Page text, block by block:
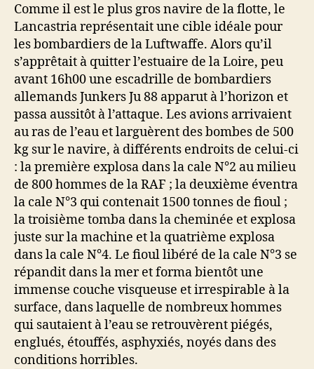
Comme il est le plus gros navire de la flotte, le
Lancastria représentait une cible idéale pour
les bombardiers de la Luftwaffe. Alors qu’il
s’apprêtait à quitter l’estuaire de la Loire, peu
avant 16h00 une escadrille de bombardiers
allemands Junkers Ju 88 apparut à l’horizon et
passa aussitôt à l’attaque. Les avions arrivaient
au ras de l’eau et larguèrent des bombes de 500
kg sur le navire, à différents endroits de celui-ci
: la première explosa dans la cale N°2 au milieu
de 800 hommes de la RAF ; la deuxième éventra
la cale N°3 qui contenait 1500 tonnes de fioul ;
la troisième tomba dans la cheminée et explosa
juste sur la machine et la quatrième explosa
dans la cale N°4. Le fioul libéré de la cale N°3 se
répandit dans la mer et forma bientôt une
immense couche visqueuse et irrespirable à la
surface, dans laquelle de nombreux hommes
qui sautaient à l’eau se retrouvèrent piégés,
englués, étouffés, asphyxiés, noyés dans des
conditions horribles.